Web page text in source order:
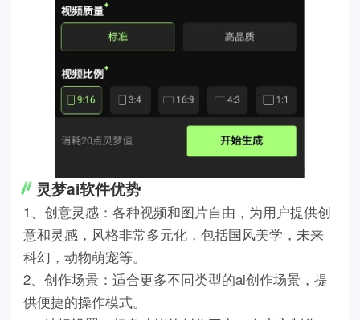
灵梦ai软件优势
1、创意灵感：各种视频和图片自由，为用户提供创
意和灵感，风格非常多元化，包括国风美学，未来
科幻，动物萌宠等。
2、创作场景：适合更多不同类型的ai创作场景，提
供便捷的操作模式。